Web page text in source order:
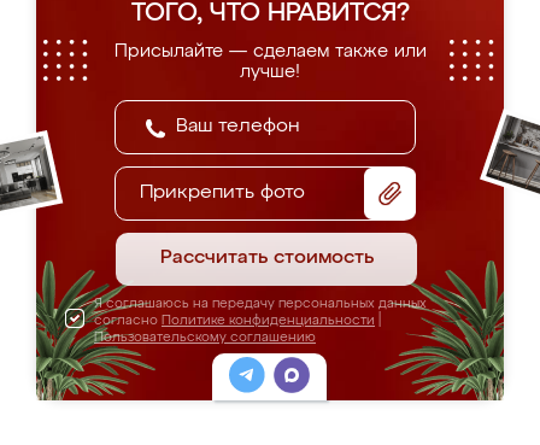
ТОГО, ЧТО НРАВИТСЯ?
Присылайте — сделаем также или
лучше!
Прикрепить фото
Рассчитать стоимость
Я соглашаюсь на передачу персональных данных
согласно Политике конфиденциальности
Пользовательскому соглашению